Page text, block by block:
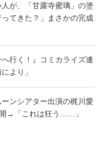
人が、「甘露寺蜜璃」の塗
てきた？」まさかの完成
行く！』コミカライズ連
より」
ーンシアター出演の梶川愛
開→「これは狂う……」